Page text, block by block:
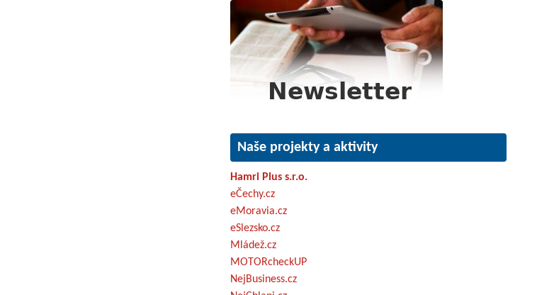
Naše projekty a aktivity
Hamri Plus s.r.o.
eČechy.cz
eMoravia.cz
eSlezsko.cz
Mládež.cz
MOTORcheckUP
NejBusiness.cz